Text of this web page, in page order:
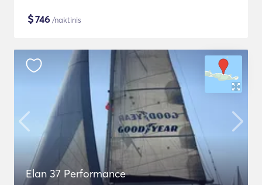
$746 /naktinis
Elan 37 Performance